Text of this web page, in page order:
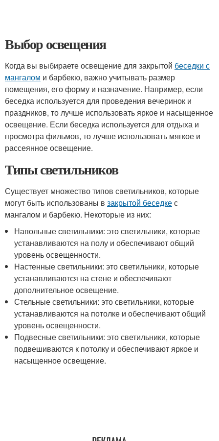
Выбор освещения
Когда вы выбираете освещение для закрытой беседки с
мангалом и барбекю, важно учитывать размер
помещения, его форму и назначение. Например, если
беседка используется для проведения вечеринок и
праздников, то лучше использовать яркое и насыщенное
освещение. Если беседка используется для отдыха и
просмотра фильмов, то лучше использовать мягкое и
рассеянное освещение.
Типы светильников
Существует множество типов светильников, которые
могут быть использованы в закрытой беседкес
мангалом и барбекю. Некоторые из них:
Напольные светильники: это светильники, которые
устанавливаются на полу и обеспечивают общий
уровень освещенности.
Настенные светильники: это светильники, которые
устанавливаются на стене и обеспечивают
дополнительное освещение.
Стельные светильники: это светильники, которые
устанавливаются на потолке и обеспечивают общий
уровень освещенности.
Подвесные светильники: это светильники, которые
подвешиваются к потолку и обеспечивают яркое и
насыщенное освещение.